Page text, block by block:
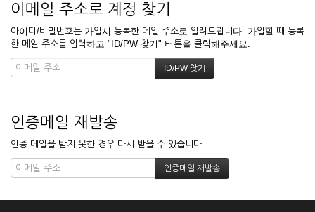
이메일 주소로 계정 찾기
아이디/비밀번호는 가입시 등록한 메일 주소로 알려드립니다. 가입할 때 등록
한 메일 주소를 입력하고 "ID/PW 찾기" 버튼을 클릭해주세요.
인증메일 재발송
인증 메일을 받지 못한 경우 다시 받을 수 있습니다.